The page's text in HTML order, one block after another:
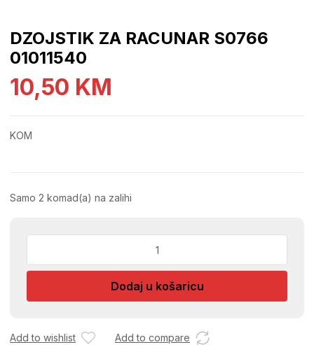
DZOJSTIK ZA RACUNAR S0766
01011540
10,50 KM
KOM
Samo 2 komad(a) na zalihi
RACUNAR
01011540
Dodaj u košaricu
Add to wishlist Add to compare